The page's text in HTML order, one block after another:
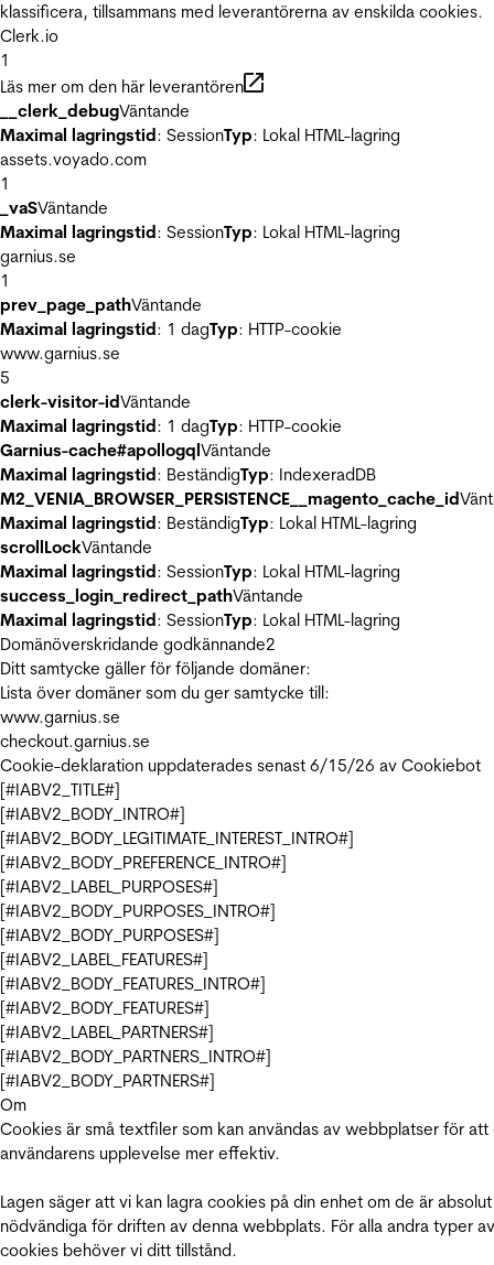
klassificera, tillsammans med leverantörerna av enskilda cookies.
Clerk.io
1
Läs mer om den här leverantören
__clerk_debugVäntande
Maximal lagringstid: SessionTyp: Lokal HTML-lagring
assets.voyado.com
1
_vaSVäntande
Maximal lagringstid: SessionTyp: Lokal HTML-lagring
garnius.se
1
prev_page_pathVäntande
Maximal lagringstid: 1 dagTyp: HTTP-cookie
www.garnius.se
5
clerk-visitor-idVäntande
Maximal lagringstid: 1 dagTyp: HTTP-cookie
Garnius-cache#apollogqlVäntande
Maximal lagringstid: BeständigTyp: IndexeradDB
M2_VENIA_BROWSER_PERSISTENCE__magento_cache_id
Maximal lagringstid: BeständigTyp: Lokal HTML-lagring
scrollLockVäntande
Maximal lagringstid: SessionTyp: Lokal HTML-lagring
success_login_redirect_pathVäntande
Maximal lagringstid: SessionTyp: Lokal HTML-lagring
Domänöverskridande godkännande2
Ditt samtycke gäller för följande domäner:
Lista över domäner som du ger samtycke till:
www.garnius.se
checkout.garnius.se
Cookie-deklaration uppdaterades senast 6/15/26 av Cookiebot
[#IABV2_TITLE#]
[#IABV2_BODY_INTRO#]
[#IABV2_BODY_LEGITIMATE_INTEREST_INTRO#]
[#IABV2_BODY_PREFERENCE_INTRO#]
[#IABV2_LABEL_PURPOSES#]
[#IABV2_BODY_PURPOSES_INTRO#]
[#IABV2_BODY_PURPOSES#]
[#IABV2_LABEL_FEATURES#]
[#IABV2_BODY_FEATURES_INTRO#]
[#IABV2_BODY_FEATURES#]
[#IABV2_LABEL_PARTNERS#]
[#IABV2_BODY_PARTNERS_INTRO#]
[#IABV2_BODY_PARTNERS#]
Om
Cookies är små textfiler som kan användas av webbplatser för att
användarens upplevelse mer effektiv.
Lagen säger att vi kan lagra cookies på din enhet om de är absolut
nödvändiga för driften av denna webbplats. För alla andra typer av
cookies behöver vi ditt tillstånd.